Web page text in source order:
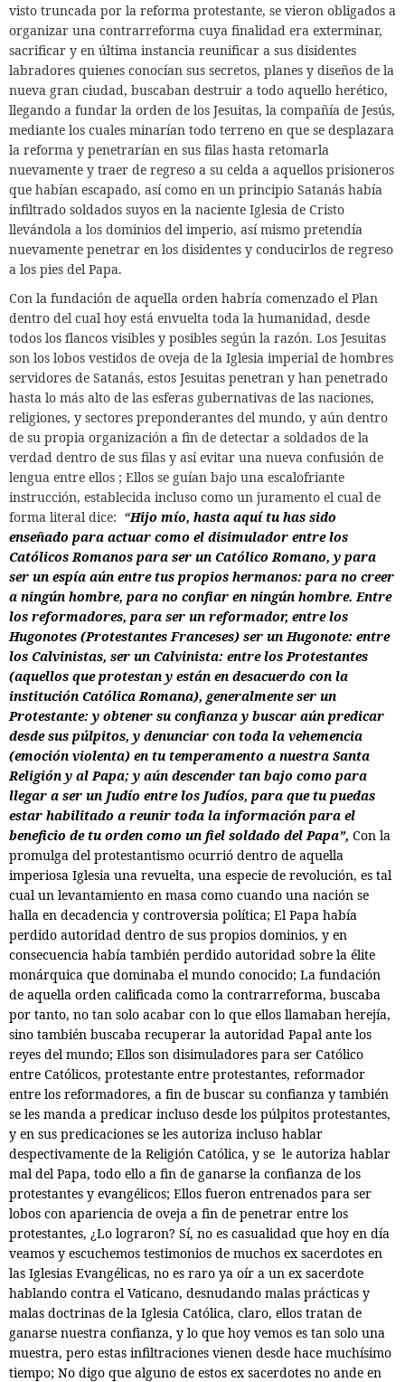
visto truncada por la reforma protestante, se vieron obligados a
organizar una contrarreforma cuya finalidad era exterminar,
sacrificar y en última instancia reunificar a sus disidentes
labradores quienes conocían sus secretos, planes y diseños de la
nueva gran ciudad, buscaban destruir a todo aquello herético,
llegando a fundar la orden de los Jesuitas, la compañía de Jesús,
mediante los cuales minarían todo terreno en que se desplazara
la reforma y penetrarían en sus filas hasta retomarla
nuevamente y traer de regreso a su celda a aquellos prisioneros
que habían escapado, así como en un principio Satanás había
infiltrado soldados suyos en la naciente Iglesia de Cristo
llevándola a los dominios del imperio, así mismo pretendía
nuevamente penetrar en los disidentes y conducirlos de regreso
a los pies del Papa.
Con la fundación de aquella orden habría comenzado el Plan
dentro del cual hoy está envuelta toda la humanidad, desde
todos los flancos visibles y posibles según la razón. Los Jesuitas
son los lobos vestidos de oveja de la Iglesia imperial de hombres
servidores de Satanás, estos Jesuitas penetran y han penetrado
hasta lo más alto de las esferas gubernativas de las naciones,
religiones, y sectores preponderantes del mundo, y aún dentro
de su propia organización a fin de detectar a soldados de la
verdad dentro de sus filas y así evitar una nueva confusión de
lengua entre ellos ; Ellos se guían bajo una escalofriante
instrucción, establecida incluso como un juramento el cual de
forma literal dice: “Hijo mío, hasta aquí tu has sido
enseñado para actuar como el disimulador entre los
Católicos Romanos para ser un Católico Romano, y para
ser un espía aún entre tus propios hermanos: para no creer
a ningún hombre, para no confiar en ningún hombre. Entre
los reformadores, para ser un reformador, entre los
Hugonotes (Protestantes Franceses) ser un Hugonote: entre
los Calvinistas, ser un Calvinista: entre los Protestantes
(aquellos que protestan y están en desacuerdo con la
institución Católica Romana), generalmente ser un
Protestante: y obtener su confianza y buscar aún predicar
desde sus púlpitos, y denunciar con toda la vehemencia
(emoción violenta) en tu temperamento a nuestra Santa
Religión y al Papa; y aún descender tan bajo como para
llegar a ser un Judío entre los Judíos, para que tu puedas
estar habilitado a reunir toda la información para el
beneficio de tu orden como un fiel soldado del Papa”, Con la
promulga del protestantismo ocurrió dentro de aquella
imperiosa Iglesia una revuelta, una especie de revolución, es tal
cual un levantamiento en masa como cuando una nación se
halla en decadencia y controversia política; El Papa había
perdido autoridad dentro de sus propios dominios, y en
consecuencia había también perdido autoridad sobre la élite
monárquica que dominaba el mundo conocido; La fundación
de aquella orden calificada como la contrarreforma, buscaba
por tanto, no tan solo acabar con lo que ellos llamaban herejía,
sino también buscaba recuperar la autoridad Papal ante los
reyes del mundo; Ellos son disimuladores para ser Católico
entre Católicos, protestante entre protestantes, reformador
entre los reformadores, a fin de buscar su confianza y también
se les manda a predicar incluso desde los púlpitos protestantes,
y en sus predicaciones se les autoriza incluso hablar
despectivamente de la Religión Católica, y se le autoriza hablar
mal del Papa, todo ello a fin de ganarse la confianza de los
protestantes y evangélicos; Ellos fueron entrenados para ser
lobos con apariencia de oveja a fin de penetrar entre los
protestantes, ¿Lo lograron? Sí, no es casualidad que hoy en día
veamos y escuchemos testimonios de muchos ex sacerdotes en
las Iglesias Evangélicas, no es raro ya oír a un ex sacerdote
hablando contra el Vaticano, desnudando malas prácticas y
malas doctrinas de la Iglesia Católica, claro, ellos tratan de
ganarse nuestra confianza, y lo que hoy vemos es tan solo una
muestra, pero estas infiltraciones vienen desde hace muchísimo
tiempo; No digo que alguno de estos ex sacerdotes no ande en